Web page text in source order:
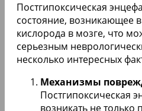
Постгипоксическая
состояние, возникающее в
кислорода в мозге, что
серьезным
несколько интересных
Механизмы
Постгипоксическая
возникать не только